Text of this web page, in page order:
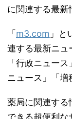
に関連する最新
「 m3.com 」と
連する最新ニュ
「行政ニュー
ニュース」「増
薬局に関連する
できる超便利な